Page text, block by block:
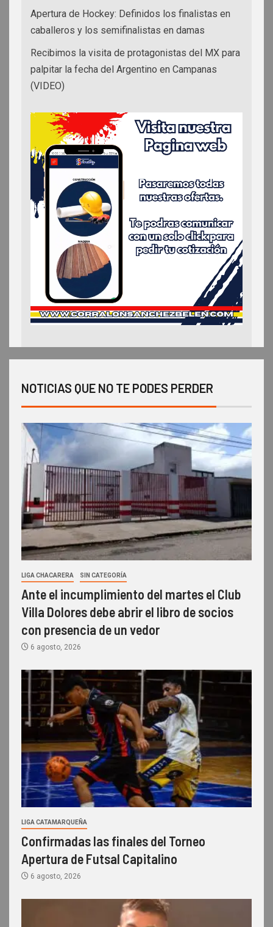
Apertura de Hockey: Definidos los finalistas en
caballeros y los semifinalistas en damas
Recibimos la visita de protagonistas del MX para
palpitar la fecha del Argentino en Campanas
(VIDEO)
NOTICIAS QUE NO TE PODES PERDER
LIGA CHACARERA SIN CATEGORÍA
Ante el incumplimiento del martes el Club
Villa Dolores debe abrir el libro de socios
con presencia de un vedor
6 agosto, 2026
LIGA CATAMARQUEÑA
Confirmadas las finales del Torneo
Apertura de Futsal Capitalino
6 agosto, 2026